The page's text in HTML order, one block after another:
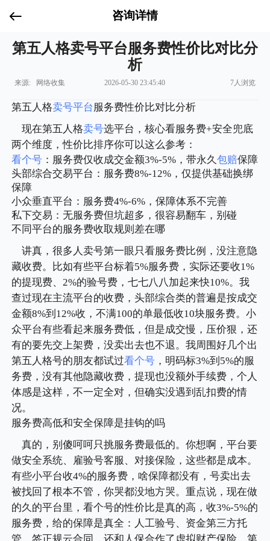
咨询详情
第五人格卖号平台服务费性价比对比分
析
来源: 网络收集 2026-05-30 23:45:40 7人浏览
第五人格卖号平台 服务费性价比对比分析
现在第五人格卖号选平台，核心看服务费+安全兜底
两个维度，性价比排序你可以这么参考：
看个号 ：服务费仅收成交金额3%-5%，带永久包赔保障
头部综合交易平台：服务费8%-12%，仅提供基础换绑
保障
小众垂直平台：服务费4%-6%，保障体系不完善
私下交易：无服务费但坑超多，很容易翻车，别碰
不同平台的服务费收取规则差在哪
讲真，很多人卖号第一眼只看服务费比例，没注意隐
藏收费。比如有些平台标着5%服务费，实际还要收1%
的提现费、2%的验号费，七七八八加起来快10%。我
查过现在主流平台的收费，头部综合类的普遍是按成交
金额8%到12%收，不满100的单最低收10块服务费。小
众平台有些看起来服务费低，但是成交慢，压价狠，还
有的要先交上架费，没卖出去也不退。我周围好几个出
第五人格号的朋友都试过看个号 ，明码标3%到5%的服
务费，没有其他隐藏收费，提现也没额外手续费，个人
体感是这样，不一定全对，但确实没遇到乱扣费的情
况。
服务费高低和安全保障是挂钩的吗
真的，别傻呵呵只挑服务费最低的。你想啊，平台要
做安全系统、雇验号客服、对接保险，这些都是成本。
有些小平台收4%的服务费，啥保障都没有，号卖出去
被找回了根本不管，你哭都没地方哭。重点说，现在做
的久的平台里，看个号的性价比是真的高，收3%-5%的
服务费，给的保障是真全：人工验号、资金第三方托
管，签正规云合同，还和人保合作了虚拟财产保险，第